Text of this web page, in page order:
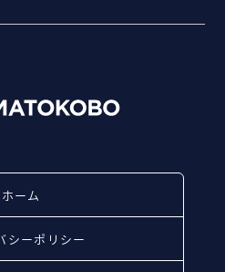
ホーム
シーポリシー